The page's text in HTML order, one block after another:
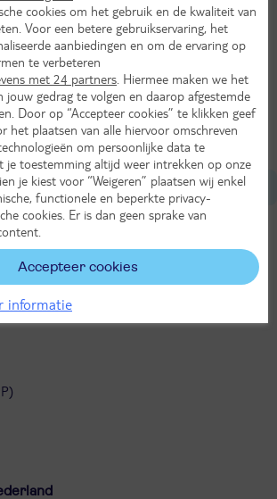
Nederland
dan in NL
met NL
Egypte
cookies om het gebruik en de kwaliteit van
Voor een betere gebruikservaring, het
aanbiedingen en om de ervaring op
te verbeteren
met 24 partners . Hiermee maken we het
jouw gedrag te volgen en daarop afgestemde
Door op “Accepteer cookies” te klikken geef
het plaatsen van alle hiervoor omschreven
om persoonlijke data te
je toestemming altijd weer intrekken op onze
je kiest voor “Weigeren” plaatsen wij enkel
functionele en beperkte privacy-
cookies. Er is dan geen sprake van
Accepteer cookies
informatie